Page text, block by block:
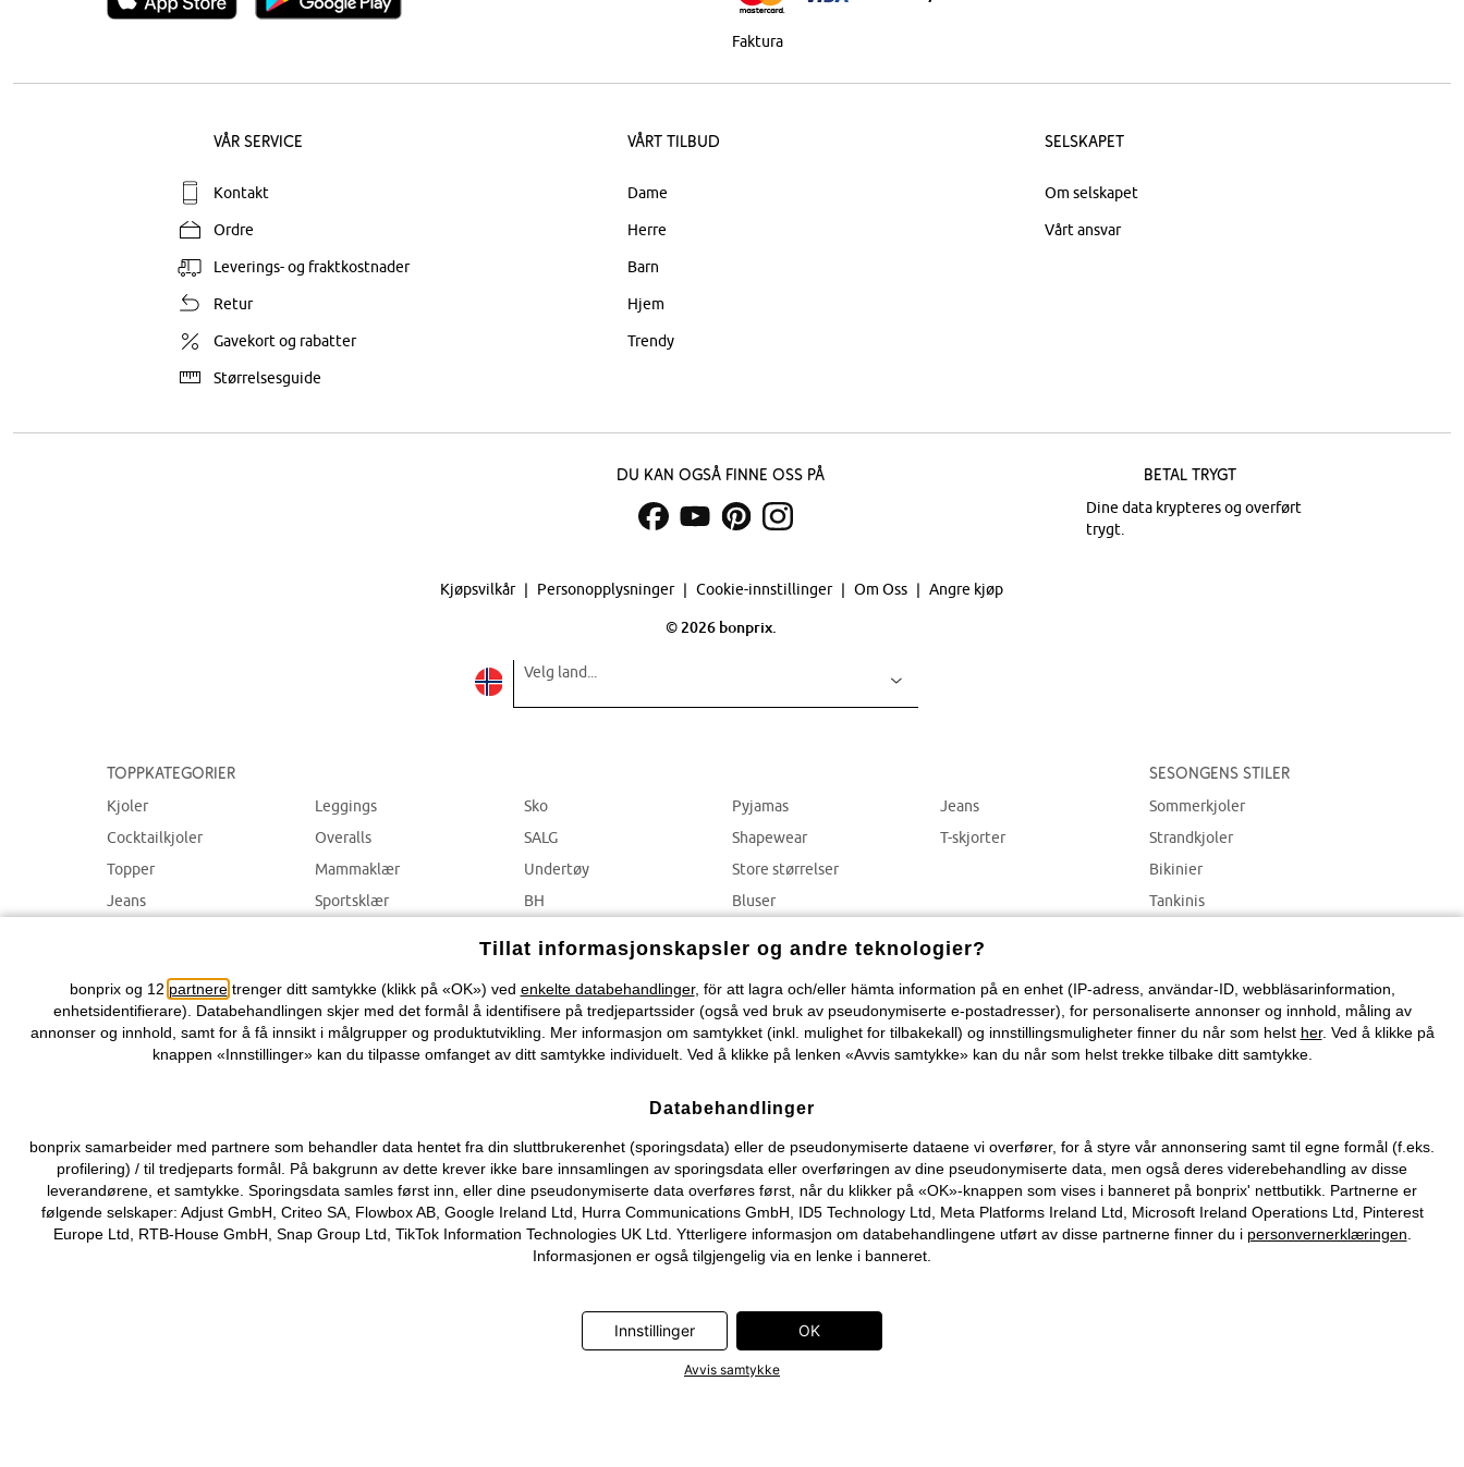
Faktura
Vår service
Kontakt
Ordre
Leverings- og fraktkostnader
Retur
Gavekort og rabatter
Størrelsesguide
Vårt tilbud
Dame
Herre
Barn
Hjem
Trendy
Selskapet
Om selskapet
Vårt ansvar
Du kan også finne oss på Betal trygt
Dine data krypteres og overført
trygt.
Kjøpsvilkår Personopplysninger Cookie-innstillinger Om Oss Angre kjøp
© 2026 bonprix.
Velg land...
Toppkategorier Sesongens stiler
Kjoler
Cocktailkjoler
Topper
Jeans
Leggings
Overalls
Mammaklær
Sportsklær
Sko
SALG
Undertøy
BH
Pyjamas
Shapewear
Store størrelser
Bluser
Jeans
T-skjorter
Sommerkjoler
Strandkjoler
Bikinier
Tankinis
Tillat informasjonskapsler og andre teknologier?
bonprix og 12 partneretrenger ditt samtykke (klikk på «OK») ved enkelte databehandlinger, för att lagra och/eller hämta information på en enhet (IP-adress, användar-ID, webbläsarinformation,
enhetsidentifierare). Databehandlingen skjer med det formål å identifisere på tredjepartssider (også ved bruk av pseudonymiserte e-postadresser), for personaliserte annonser og innhold, måling av
annonser og innhold, samt for å få innsikt i målgrupper og produktutvikling. Mer informasjon om samtykket (inkl. mulighet for tilbakekall) og innstillingsmuligheter finner du når som helst her. Ved å klikke på
knappen «Innstillinger» kan du tilpasse omfanget av ditt samtykke individuelt. Ved å klikke på lenken «Avvis samtykke» kan du når som helst trekke tilbake ditt samtykke.
Databehandlinger
bonprix samarbeider med partnere som behandler data hentet fra din sluttbrukerenhet (sporingsdata) eller de pseudonymiserte dataene vi overfører, for å styre vår annonsering samt til egne formål (f.eks.
profilering) / til tredjeparts formål. På bakgrunn av dette krever ikke bare innsamlingen av sporingsdata eller overføringen av dine pseudonymiserte data, men også deres viderebehandling av disse
leverandørene, et samtykke. Sporingsdata samles først inn, eller dine pseudonymiserte data overføres først, når du klikker på «OK»-knappen som vises i banneret på bonprix' nettbutikk. Partnerne er
følgende selskaper: Adjust GmbH, Criteo SA, Flowbox AB, Google Ireland Ltd, Hurra Communications GmbH, ID5 Technology Ltd, Meta Platforms Ireland Ltd, Microsoft Ireland Operations Ltd, Pinterest
Europe Ltd, RTB-House GmbH, Snap Group Ltd, TikTok Information Technologies UK Ltd. Ytterligere informasjon om databehandlingene utført av disse partnerne finner du i personvernerklæringen
Informasjonen er også tilgjengelig via en lenke i banneret.
Innstillinger OK
Avvis samtykke